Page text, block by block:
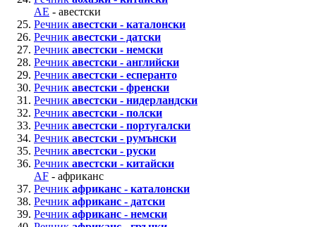
AE - авестски
Речник авестски - каталонски
Речник авестски - датски
Речник авестски - немски
Речник авестски - английски
Речник авестски - есперанто
Речник авестски - френски
Речник авестски - нидерландски
Речник авестски - полски
Речник авестски - португалски
Речник авестски - румънски
Речник авестски - руски
Речник авестски - китайски
AF - африканс
Речник африканс - каталонски
Речник африканс - датски
Речник африканс - немски